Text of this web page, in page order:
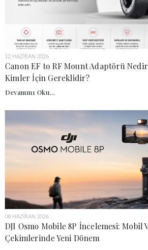
12 HAZIRAN 2026
Canon EF to RF Mount Adaptörü
Kimler İçin Gereklidir?
Devamını Oku...
08 HAZIRAN 2026
DJI Osmo Mobile 8P İncelemesi: Mobil
Çekimlerinde Yeni Dönem